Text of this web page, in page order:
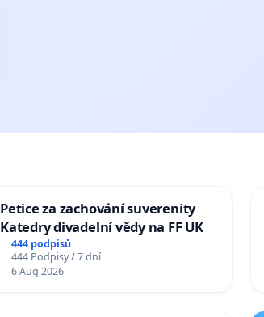
Petice za zachování suverenity
Katedry divadelní vědy na FF UK
444 podpisů
444 Podpisy / 7 dní
6 Aug 2026